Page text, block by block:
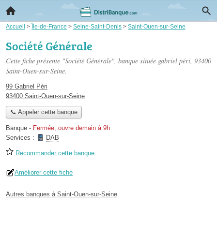
Accueil > Île-de-France > Seine-Saint-Denis > Saint-Ouen-sur-Seine
Société Générale
Cette fiche présente "Société Générale", banque située gabriel péri, 93400
Saint-Ouen-sur-Seine.
99 Gabriel Péri
93400 Saint-Ouen-sur-Seine
📞 Appeler cette banque
Banque - Fermée, ouvre demain à 9h
Services :
DAB
Recommander cette banque
Améliorer cette fiche
Autres banques à Saint-Ouen-sur-Seine